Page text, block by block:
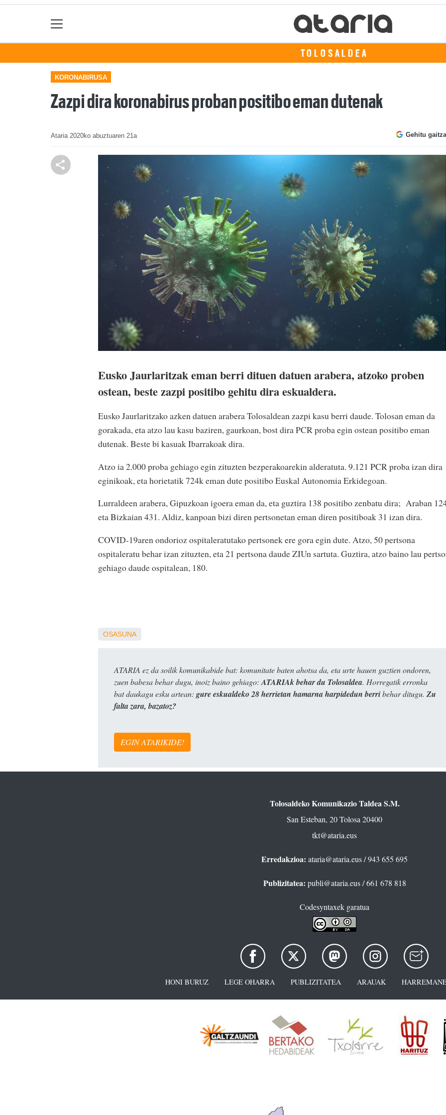
TOLOSALDEA
KORONABIRUSA
Zazpi dira koronabirus proban positibo eman dutenak
Ataria 2020ko abuztuaren 21a Gehitu
Eusko Jaurlaritzak eman berri dituen datuen arabera, atzoko proben
ostean, beste zazpi positibo gehitu dira eskualdera.
Eusko Jaurlaritzako azken datuen arabera Tolosaldean zazpi kasu berri daude. Tolosan eman da
gorakada, eta atzo lau kasu baziren, gaurkoan, bost dira PCR proba egin ostean positibo eman
dutenak. Beste bi kasuak Ibarrakoak dira.
Atzo ia 2.000 proba gehiago egin zituzten bezperakoarekin alderatuta. 9.121 PCR proba izan dira
eginikoak, eta horietatik 724k eman dute positibo Euskal Autonomia Erkidegoan.
Lurraldeen arabera, Gipuzkoan igoera eman da, eta guztira 138 positibo zenbatu dira; Araban
eta Bizkaian 431. Aldiz, kanpoan bizi diren pertsonetan eman diren positiboak 31 izan dira.
COVID-19aren ondorioz ospitaleratutako pertsonek ere gora egin dute. Atzo, 50 pertsona
ospitaleratu behar izan zituzten, eta 21 pertsona daude ZIUn sartuta. Guztira, atzo baino lau
gehiago daude ospitalean, 180.
OSASUNA
ATARIA ez da soilik komunikabide bat: komunitate baten ahotsa da, eta urte hauen guztien ondoren,
zuen babesa behar dugu, inoiz baino gehiago:ATARIAk behar du Tolosaldea. Horregatik erronka
bat daukagu esku artean: gure eskualdeko 28 herrietan hamarna harpidedun berribehar ditugu. Zu
falta zara, bazatoz?
EGIN ATARIKIDE!
Tolosaldeko Komunikazio Taldea S.M.
San Esteban, 20 Tolosa 20400
tkt@ataria.eus
Erredakzioa: ataria@ataria.eus/ 943 655 695
Publizitatea: publi@ataria.eus/ 661 678 818
Codesyntaxek garatua
HONI BURUZ LEGE OHARRA PUBLIZITATEA ARAUAK